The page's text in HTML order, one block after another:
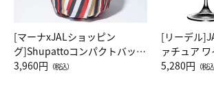
[マーナxJALショッピン
グ]Shupattoコンパクトバッグ
Drop JAL客室乗務員（LC）ス
3,960円 （税込）
[リーデル
ァチュア
ト（レッド
5,280円 （税込